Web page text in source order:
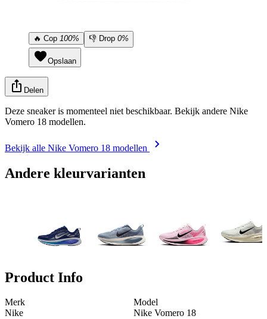
🔥 Cop 100% 👎 Drop 0%
Opslaan
Delen
Deze sneaker is momenteel niet beschikbaar. Bekijk andere Nike
Vomero 18 modellen.
Bekijk alle Nike Vomero 18 modellen
Andere kleurvarianten
Product Info
Merk
Nike
Model
Nike Vomero 18